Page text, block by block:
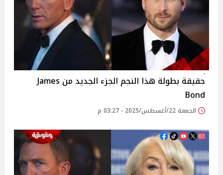
حقيقة بطولة هذا النجم الجزء الجديد من James
Bond
الجمعة 22/أغسطس/2025 - 03:27 م